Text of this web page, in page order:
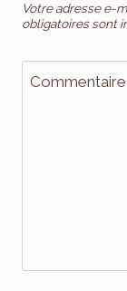
Votre adresse e-
obligatoires sont
Commentaire